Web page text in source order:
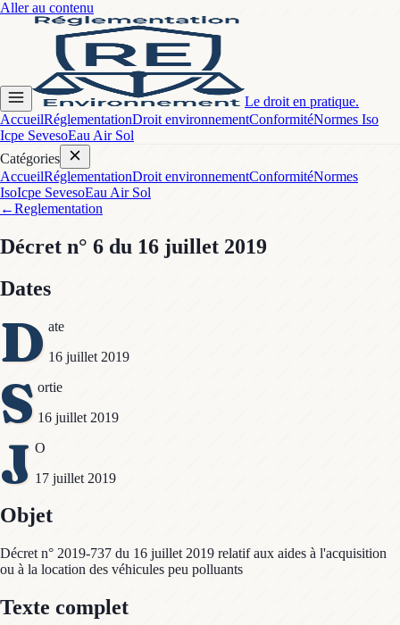
Aller au contenu
Le droit en pratique.
AccueilRéglementationDroit environnementConformitéNormes Iso
Icpe SevesoEau Air Sol
Catégories
AccueilRéglementationDroit environnementConformitéNormes
IsoIcpe SevesoEau Air Sol
←Reglementation
Décret n° 6 du 16 juillet 2019
Dates
D ate
16 juillet 2019
S ortie
16 juillet 2019
J O
17 juillet 2019
Objet
Décret n° 2019-737 du 16 juillet 2019 relatif aux aides à l'acquisition
ou à la location des véhicules peu polluants
Texte complet